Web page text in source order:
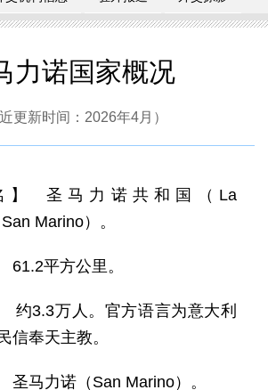
力诺国家概况
近更新时间：2026年4月）
】 圣马力诺共和国（La
Marino）。
61.2平方公里。
约3.3万人。官方语言为意大利
信奉天主教。
圣马力诺（San Marino）。